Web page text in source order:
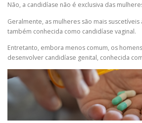
Não, a candidíase não é exclusiva das
Geralmente, as mulheres são mais suscetíveis
também conhecida como candidíase vaginal.
Entretanto, embora menos comum, os
desenvolver candidíase genital, conhecida